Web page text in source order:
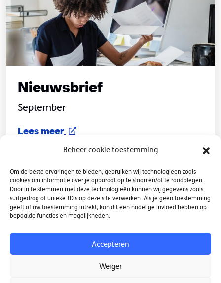
Beheer cookie toestemming
Om de beste ervaringen te bieden, gebruiken wij technologieën zoals
cookies om informatie over je apparaat op te slaan en/of te raadplegen.
Door in te stemmen met deze technologieën kunnen wij gegevens zoals
surfgedrag of unieke ID's op deze site verwerken. Als je geen toestemming
geeft of uw toestemming intrekt, kan dit een nadelige invloed hebben op
bepaalde functies en mogelijkheden.
Accepteren
Weiger
Nieuwsbrief
September
Lees meerNieuwsbrief
Contact